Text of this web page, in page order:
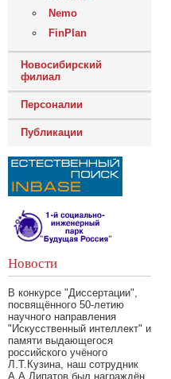
Nemo
FinPlan
Новосибирский
филиал
Персоналии
Публикации
Новости
В конкурсе "Диссертации",
посвящённого 50-летию
научного направления
"Искусственный интеллект" и
памяти выдающегося
российского учёного
Л.Т.Кузина, наш сотрудник
А.А.Липатов был награждён